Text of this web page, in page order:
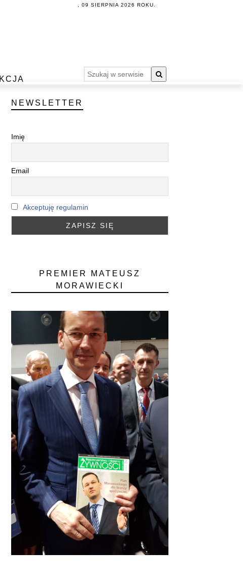
, 09 SIERPNIA 2026 ROKU.
NEWSLETTER
Imię
Email
Akceptuję regulamin
PREMIER MATEUSZ
MORAWIECKI